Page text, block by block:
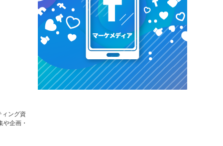
ィング資
企画・